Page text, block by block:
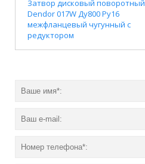
Затвор дисковый поворотный
Dendor 017W Ду800 Ру16
межфланцевый чугунный с
редуктором